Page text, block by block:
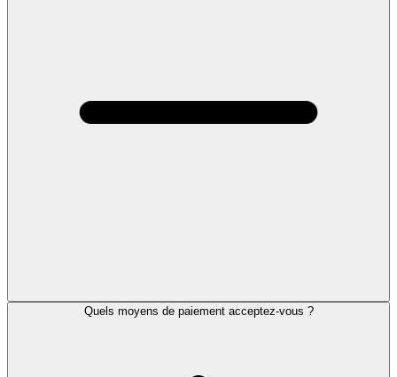
Quels moyens de paiement acceptez-vous ?